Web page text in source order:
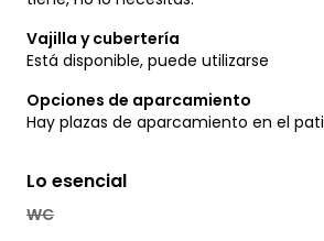
Vajilla y cubertería
Está disponible, puede utilizarse
Opciones de aparcamiento
Hay plazas de aparcamiento en el
Lo esencial
WC